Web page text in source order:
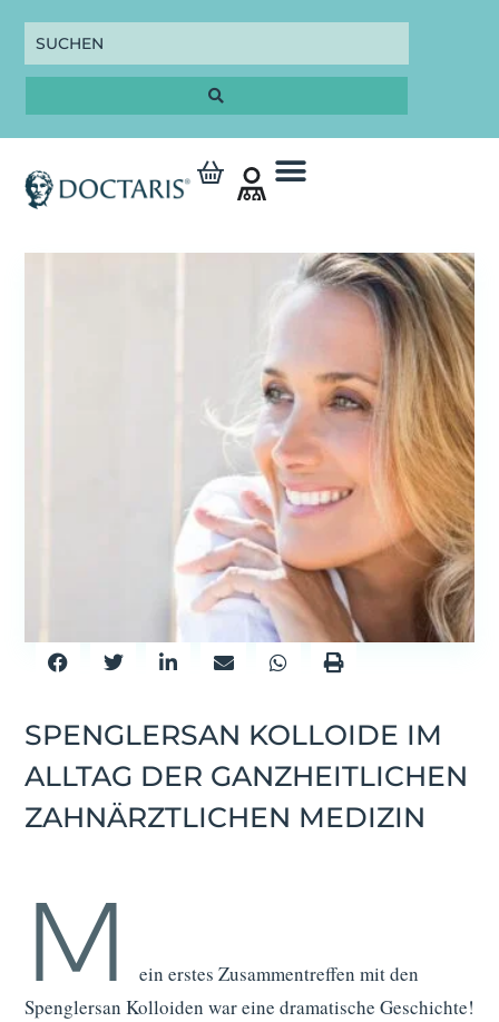
SPENGLERSAN KOLLOIDE IM
ALLTAG DER GANZHEITLICHEN
ZAHNÄRZTLICHEN MEDIZIN
M
ein erstes Zusammentreffen mit den
Spenglersan Kolloiden war eine dramatische Geschichte!